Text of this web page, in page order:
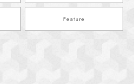
Feature